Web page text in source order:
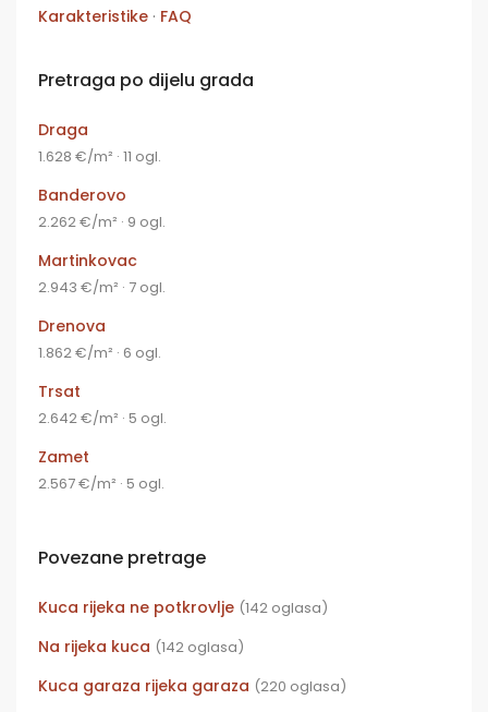
Karakteristike · FAQ
Pretraga po dijelu grada
Draga
1.628 €/m² · 11 ogl.
Banderovo
2.262 €/m² · 9 ogl.
Martinkovac
2.943 €/m² · 7 ogl.
Drenova
1.862 €/m² · 6 ogl.
Trsat
2.642 €/m² · 5 ogl.
Zamet
2.567 €/m² · 5 ogl.
Povezane pretrage
Kuca rijeka ne potkrovlje (142 oglasa)
Na rijeka kuca (142 oglasa)
Kuca garaza rijeka garaza (220 oglasa)